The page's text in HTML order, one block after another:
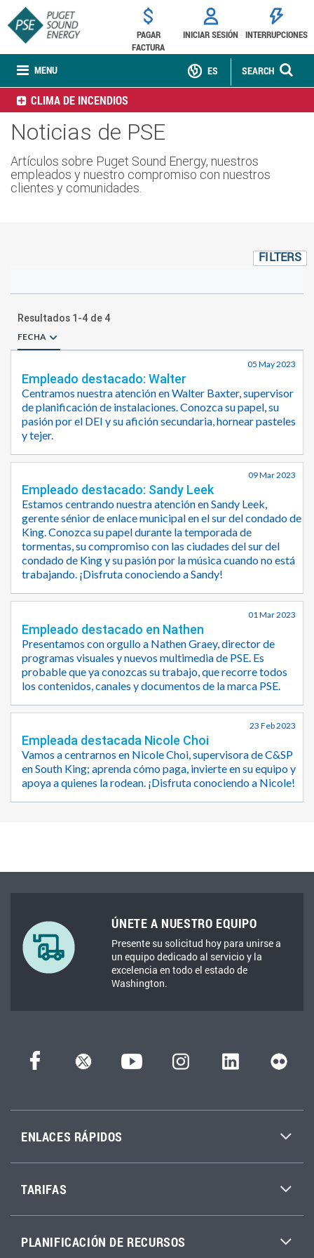
MENU
PAGAR
FACTURA
INICIAR SESIÓN INTERRUPCIONES
SEARCH
ES
CLIMA DE INCENDIOS
Noticias de PSE
Artículos sobre Puget Sound Energy, nuestros
empleados y nuestro compromiso con nuestros
clientes y comunidades.
FILTERS
Resultados 1-4 de 4
FECHA
05 May 2023
Empleado destacado: Walter
Centramos nuestra atención en Walter Baxter, supervisor
de planificación de instalaciones. Conozca su papel, su
pasión por el DEI y su afición secundaria, hornear pasteles
y tejer.
09 Mar 2023
Empleado destacado: Sandy Leek
Estamos centrando nuestra atención en Sandy Leek,
gerente sénior de enlace municipal en el sur del condado de
King. Conozca su papel durante la temporada de
tormentas, su compromiso con las ciudades del sur del
condado de King y su pasión por la música cuando no está
trabajando. ¡Disfruta conociendo a Sandy!
01 Mar 2023
Empleado destacado en Nathen
Presentamos con orgullo a Nathen Graey, director de
programas visuales y nuevos multimedia de PSE. Es
probable que ya conozcas su trabajo, que recorre todos
los contenidos, canales y documentos de la marca PSE.
23 Feb 2023
Empleada destacada Nicole Choi
Vamos a centrarnos en Nicole Choi, supervisora de C&SP
en South King; aprenda cómo paga, invierte en su equipo y
apoya a quienes la rodean. ¡Disfruta conociendo a Nicole!
ÚNETE A NUESTRO EQUIPO
Presente su solicitud hoy para unirse a
un equipo dedicado al servicio y la
excelencia en todo el estado de
Washington.
ENLACES RÁPIDOS
TARIFAS
PLANIFICACIÓN DE RECURSOS